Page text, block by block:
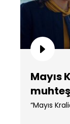
Mayıs
“Mayıs